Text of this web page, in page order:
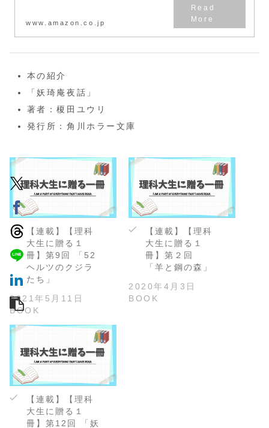
www.amazon.co.jp
本の紹介
「妖琦庵夜話」
著者：榎田ユウリ
発行所：角川ホラー文庫
【連載】【理科
大生に贈る１
冊】第9回 「52
ヘルツのクジラ
たち」
2021年5月11日
BOOK
【連載】【理科
大生に贈る１
冊】第２回
「羊と鋼の森」
2020年4月3日
BOOK
【連載】【理科
大生に贈る１
冊】第12回 「妖